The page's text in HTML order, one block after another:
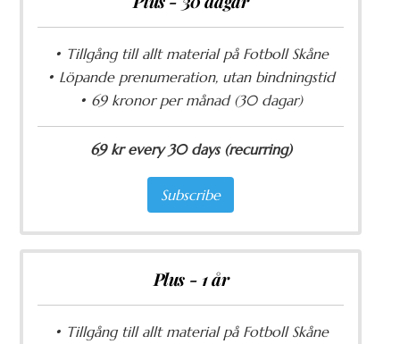
• Tillgång till allt material på Fotboll Skåne
• Löpande prenumeration, utan bindningstid
• 69 kronor per månad (30 dagar)
69 kr every 30 days (recurring)
Subscribe
Plus - 1 år
• Tillgång till allt material på Fotboll Skåne